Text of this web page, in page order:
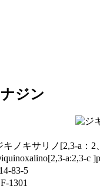
ジン
キノキサリノ[2,3-a：2
a:2,3-c
83-5
1301